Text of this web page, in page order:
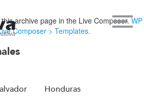
archive page in the Live Composer.WP
Composer > Templates.
Honduras